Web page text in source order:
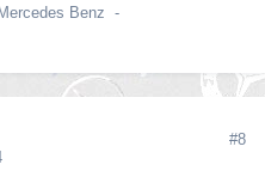
Benz -
#8